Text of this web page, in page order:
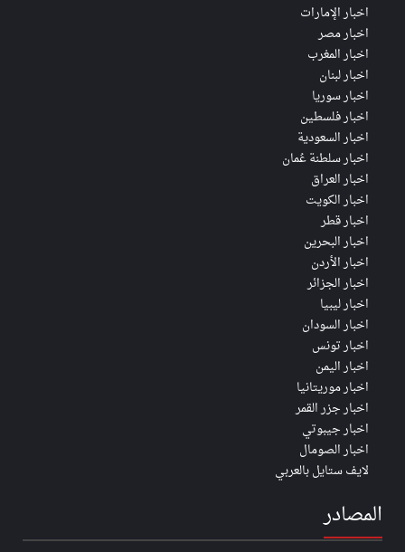
اخبار الإمارات
اخبار مصر
اخبار المغرب
اخبار لبنان
اخبار سوريا
اخبار فلسطين
اخبار السعودية
اخبار سلطنة عُمان
اخبار العراق
اخبار الكويت
اخبار قطر
اخبار البحرين
اخبار الأردن
اخبار الجزائر
اخبار ليبيا
اخبار السودان
اخبار تونس
اخبار اليمن
اخبار موريتانيا
اخبار جزر القمر
اخبار جيبوتي
اخبار الصومال
لايف ستايل بالعربي
المصادر